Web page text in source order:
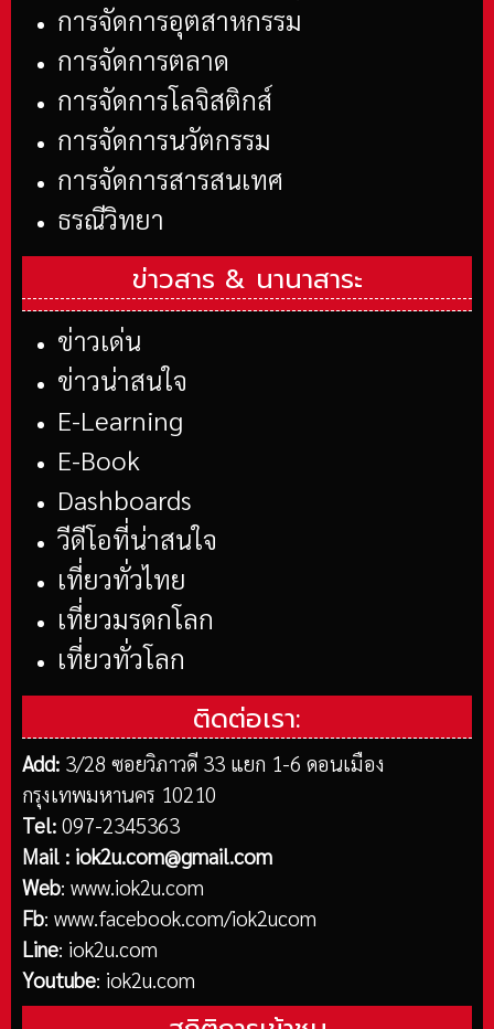
การจัดการอุตสาหกรรม
การจัดการตลาด
การจัดการโลจิสติกส์
การจัดการนวัตกรรม
การจัดการสารสนเทศ
ธรณีวิทยา
ข่าวสาร & นานาสาระ
ข่าวเด่น
ข่าวน่าสนใจ
E-Learning
E-Book
Dashboards
วีดีโอที่น่าสนใจ
เที่ยวทั่วไทย
เที่ยวมรดกโลก
เที่ยวทั่วโลก
ติดต่อเรา:
Add: 3/28 ซอยวิภาวดี 33 แยก 1-6 ดอนเมือง
กรุงเทพมหานคร 10210
Tel: 097-2345363
Mail : iok2u.com@gmail.com
Web: www.iok2u.com
Fb: www.facebook.com/iok2ucom
Line: iok2u.com
Youtube: iok2u.com